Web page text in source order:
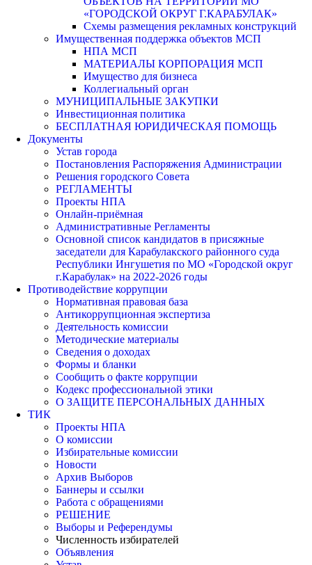
«ГОРОДСКОЙ ОКРУГ Г.КАРАБУЛАК»
Схемы размещения рекламных конструкций
Имущественная поддержка объектов МСП
НПА МСП
МАТЕРИАЛЫ КОРПОРАЦИЯ МСП
Имущество для бизнеса
Коллегиальный орган
МУНИЦИПАЛЬНЫЕ ЗАКУПКИ
Инвестиционная политика
БЕСПЛАТНАЯ ЮРИДИЧЕСКАЯ ПОМОЩЬ
Документы
Устав города
Постановления Распоряжения Администрации
Решения городского Совета
РЕГЛАМЕНТЫ
Проекты НПА
Онлайн-приёмная
Административные Регламенты
Основной список кандидатов в присяжные
заседатели для Карабулакского районного суда
Республики Ингушетия по МО «Городской округ
г.Карабулак» на 2022-2026 годы
Противодействие коррупции
Нормативная правовая база
Антикоррупционная экспертиза
Деятельность комиссии
Методические материалы
Сведения о доходах
Формы и бланки
Сообщить о факте коррупции
Кодекс профессиональной этики
О ЗАЩИТЕ ПЕРСОНАЛЬНЫХ ДАННЫХ
ТИК
Проекты НПА
О комиссии
Избирательные комиссии
Новости
Архив Выборов
Баннеры и ссылки
Работа с обращениями
РЕШЕНИЕ
Выборы и Референдумы
Численность избирателей
Объявления